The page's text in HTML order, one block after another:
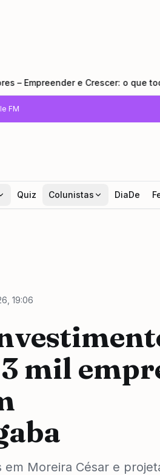
e Crescer: o que todo
FM
Quiz Colunistas DiaDe
19:06
mil
Moreira César e